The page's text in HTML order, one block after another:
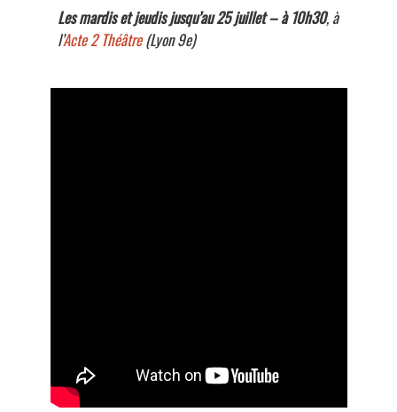
Les mardis et jeudis jusqu’au 25 juillet – à 10h30, à
l’Acte 2 Théâtre(Lyon 9e)